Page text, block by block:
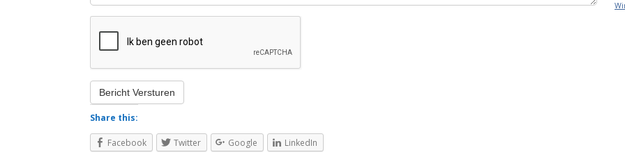
Share this:
Facebook Twitter Google LinkedIn